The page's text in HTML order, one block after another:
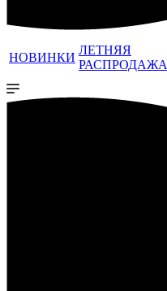
НОВИНКИ
ЛЕТНЯЯ
РАСПРОДАЖА